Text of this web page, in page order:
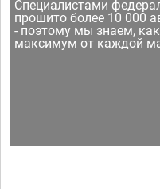
Специалистами
прошито более 10 000
- поэтому мы знаем,
максимум от каждой